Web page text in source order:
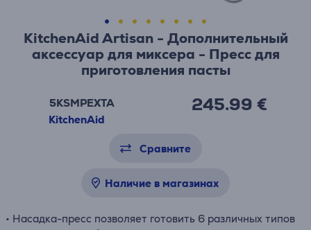
KitchenAid Artisan - Дополнительный
аксессуар для миксера - Пресс для
приготовления пасты
5KSMPEXTA
KitchenAid
245.99 €
Сравните
Наличие в магазинах
• Насадка-пресс позволяет готовить 6 различных типов